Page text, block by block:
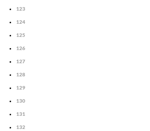
123
124
125
126
127
128
129
130
131
132